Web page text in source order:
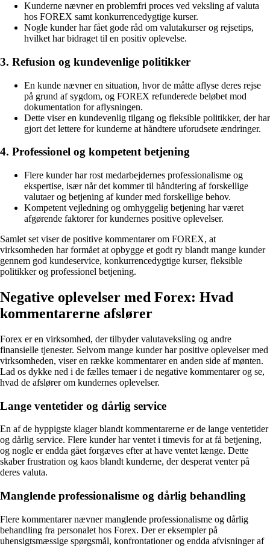
Kunderne nævner en problemfri proces ved veksling af valuta
hos FOREX samt konkurrencedygtige kurser.
Nogle kunder har fået gode råd om valutakurser og rejsetips,
hvilket har bidraget til en positiv oplevelse.
3. Refusion og kundevenlige politikker
En kunde nævner en situation, hvor de måtte aflyse deres rejse
på grund af sygdom, og FOREX refunderede beløbet mod
dokumentation for aflysningen.
Dette viser en kundevenlig tilgang og fleksible politikker, der har
gjort det lettere for kunderne at håndtere uforudsete ændringer.
4. Professionel og kompetent betjening
Flere kunder har rost medarbejdernes professionalisme og
ekspertise, især når det kommer til håndtering af forskellige
valutaer og betjening af kunder med forskellige behov.
Kompetent vejledning og omhyggelig betjening har været
afgørende faktorer for kundernes positive oplevelser.
Samlet set viser de positive kommentarer om FOREX, at
virksomheden har formået at opbygge et godt ry blandt mange kunder
gennem god kundeservice, konkurrencedygtige kurser, fleksible
politikker og professionel betjening.
Negative oplevelser med Forex: Hvad
kommentarerne afslører
Forex er en virksomhed, der tilbyder valutaveksling og andre
finansielle tjenester. Selvom mange kunder har positive oplevelser med
virksomheden, viser en række kommentarer en anden side af mønten.
Lad os dykke ned i de fælles temaer i de negative kommentarer og se,
hvad de afslører om kundernes oplevelser.
Lange ventetider og dårlig service
En af de hyppigste klager blandt kommentarerne er de lange ventetider
og dårlig service. Flere kunder har ventet i timevis for at få betjening,
og nogle er endda gået forgæves efter at have ventet længe. Dette
skaber frustration og kaos blandt kunderne, der desperat venter på
deres valuta.
Manglende professionalisme og dårlig behandling
Flere kommentarer nævner manglende professionalisme og dårlig
behandling fra personalet hos Forex. Der er eksempler på
uhensigtsmæssige spørgsmål, konfrontationer og endda afvisninger af